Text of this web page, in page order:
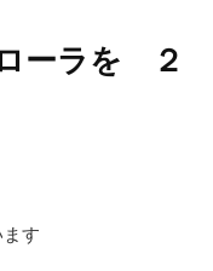
ーラを ２
す